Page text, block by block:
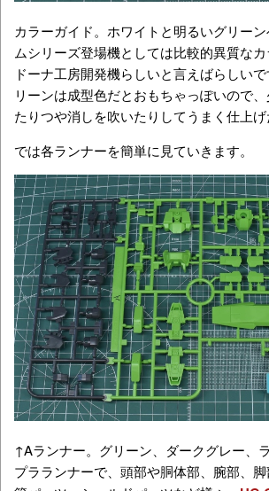
カラーガイド。ホワイトと明るいグリー
ムシリーズ登場機としては比較的異質な
ドーナ工房開発機らしいと言えばらしい
リーンは成型色だとおもちゃっぽいので
たりつや消しを吹いたりしてうまく仕上げ
では各ランナーを簡単に見ていきます。
↑Aランナー。グリーン、ダークグレー、
プラランナーで、頭部や胴体部、腕部、